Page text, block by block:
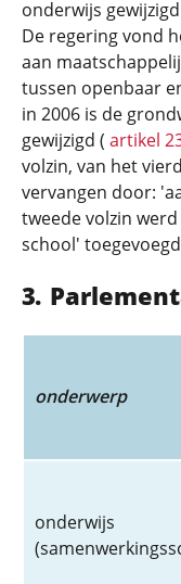
onderwijs
De regering vond
aan
tussen openbaar
in 2006 is de
gewijzigd ( artikel
volzin, van het
vervangen door:
tweede volzin
school'
onderwerp
onderwijs